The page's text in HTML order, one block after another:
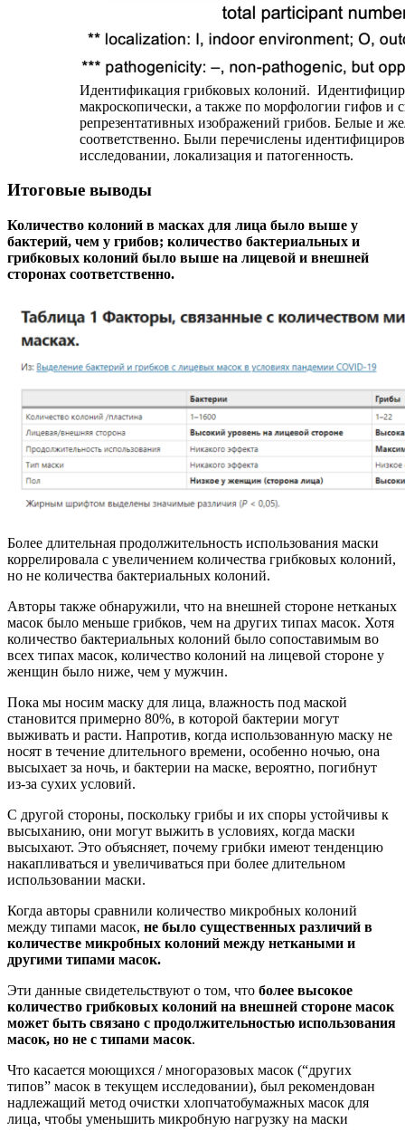
Идентификация грибковых колоний.
макроскопически, а также по морфологии гифов и
репрезентативных изображений грибов. Белые и
соответственно. Были перечислены
исследовании, локализация и патогенность.
Итоговые выводы
Количество колоний в масках для лица было выше у
бактерий, чем у грибов; количество бактериальных и
грибковых колоний было выше на лицевой и внешней
сторонах соответственно.
Более длительная продолжительность использования маски
коррелировала с увеличением количества грибковых колоний,
но не количества бактериальных колоний.
Авторы также обнаружили, что на внешней стороне нетканых
масок было меньше грибков, чем на других типах масок. Хотя
количество бактериальных колоний было сопоставимым во
всех типах масок, количество колоний на лицевой стороне у
женщин было ниже, чем у мужчин.
Пока мы носим маску для лица, влажность под маской
становится примерно 80%, в которой бактерии могут
выживать и расти. Напротив, когда использованную маску не
носят в течение длительного времени, особенно ночью, она
высыхает за ночь, и бактерии на маске, вероятно, погибнут
из-за сухих условий.
С другой стороны, поскольку грибы и их споры устойчивы к
высыханию, они могут выжить в условиях, когда маски
высыхают. Это объясняет, почему грибки имеют тенденцию
накапливаться и увеличиваться при более длительном
использовании маски.
Когда авторы сравнили количество микробных колоний
между типами масок, не было существенных различий в
количестве микробных колоний между неткаными и
другими типами масок.
Эти данные свидетельствуют о том, что более высокое
количество грибковых колоний на внешней стороне масок
может быть связано с продолжительностью использования
масок, но не с типами масок.
Что касается моющихся / многоразовых масок (“других
типов” масок в текущем исследовании), был рекомендован
надлежащий метод очистки хлопчатобумажных масок для
лица, чтобы уменьшить микробную нагрузку на маски